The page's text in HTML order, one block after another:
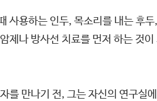
사용하는 인두, 목소리를 내는 후
나 방사선 치료를 먼저 하는 것이
만나기 전, 그는 자신의 연구실